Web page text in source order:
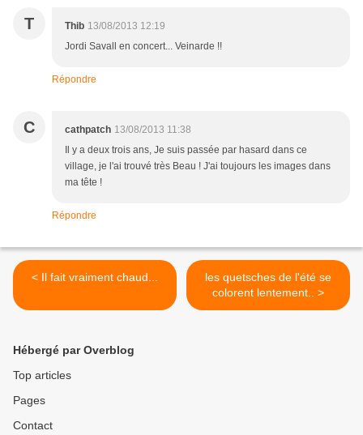
T Thib 13/08/2013 12:19
Jordi Savall en concert... Veinarde !!
Répondre
C cathpatch 13/08/2013 11:38
Il y a deux trois ans, Je suis passée par hasard dans ce
village, je l'ai trouvé très Beau ! J'ai toujours les images dans
ma tête !
Répondre
< Il fait vraiment chaud...
les quetsches de l'été se
colorent lentement.. >
Hébergé par Overblog
Top articles
Pages
Contact